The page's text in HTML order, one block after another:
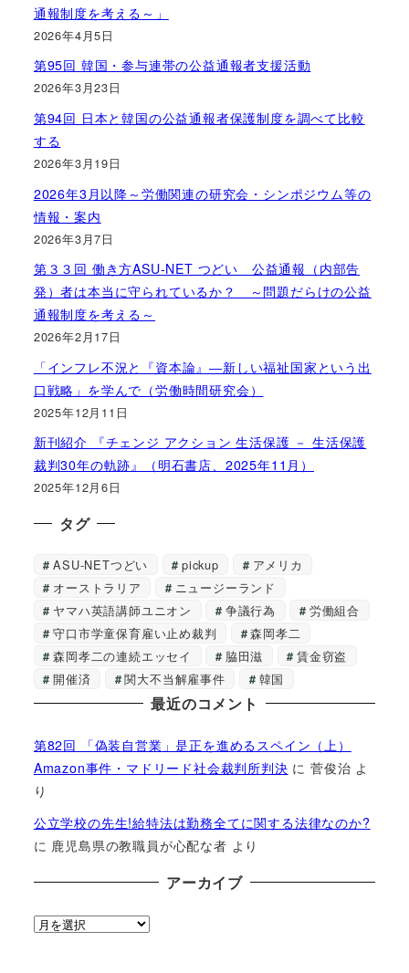
通報制度を考える～」
2026年4月5日
第95回 韓国・参与連帯の公益通報者支援活動
2026年3月23日
第94回 日本と韓国の公益通報者保護制度を調べて比較
する
2026年3月19日
2026年3月以降～労働関連の研究会・シンポジウム等の
情報・案内
2026年3月7日
第３３回 働き方ASU-NET つどい 公益通報（内部告
発）者は本当に守られているか？ ～問題だらけの公益
通報制度を考える～
2026年2月17日
「インフレ不況と『資本論』―新しい福祉国家という出
口戦略」を学んで（労働時間研究会）
2025年12月11日
新刊紹介 『チェンジ アクション 生活保護 － 生活保護
裁判30年の軌跡』（明石書店、2025年11月）
2025年12月6日
タグ
ASU-NETつどい pickup
アメリカ
オーストラリア
ニュージーランド
ヤマハ英語講師ユニオン
争議行為
労働組合
守口市学童保育雇い止め裁判
森岡孝二
森岡孝二の連続エッセイ
脇田滋
賃金窃盗
開催済
関大不当解雇事件 韓国
最近のコメント
第82回 「偽装自営業」是正を進めるスペイン（上）
Amazon事件・マドリード社会裁判所判決 に菅俊治 よ
り
公立学校の先生!給特法は勤務全てに関する法律なのか?
に 鹿児島県の教職員が心配な者 より
アーカイブ
ア